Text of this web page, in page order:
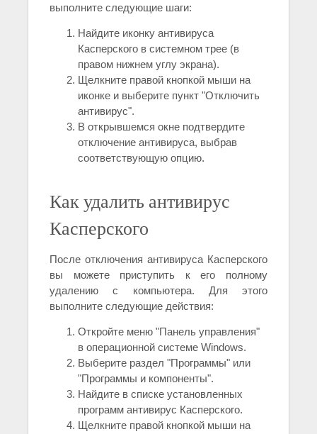
выполните следующие шаги:
Найдите иконку антивируса
Касперского в системном трее (в
правом нижнем углу экрана).
Щелкните правой кнопкой мыши на
иконке и выберите пункт "Отключить
антивирус".
В открывшемся окне подтвердите
отключение антивируса, выбрав
соответствующую опцию.
Как удалить антивирус
Касперского
После отключения антивируса Касперского
вы можете приступить к его полному
удалению с компьютера. Для этого
выполните следующие действия:
Откройте меню "Панель управления"
в операционной системе Windows.
Выберите раздел "Программы" или
"Программы и компоненты".
Найдите в списке установленных
программ антивирус Касперского.
Щелкните правой кнопкой мыши на